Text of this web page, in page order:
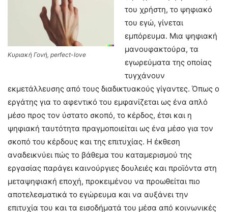
Κυριακή Γονή, perfect-love
του χρήστη, το ψηφιακό
του εγώ, γίνεται
εμπόρευμα. Μια ψηφιακή
μανουφακτούρα, τα
εγωρεύματα της οποίας
τυγχάνουν
εκμετάλλευσης από τους διαδικτυακούς γίγαντες. Όπως ο
εργάτης για το αφεντικό του εμφανίζεται ως ένα απλό
μέσο προς τον ύστατο σκοπό, το κέρδος, έτσι και η
ψηφιακή ταυτότητα πραγμοποιείται ως ένα μέσο για τον
σκοπό του κέρδους και της επιτυχίας. Η έκθεση
αναδεικνύει πώς το βάθεμα του καταμερισμού της
εργασίας παράγει καινούργιες δουλειές και προϊόντα στη
μεταψηφιακή εποχή, προκειμένου να προωθείται πιο
αποτελεσματικά το εγώρευμα και να αυξάνει την
επιτυχία του και τα εισοδήματά του μέσα από κοινωνικές